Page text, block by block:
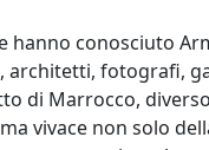
conosciuto
fotografi,
di Marrocco,
vivace non solo